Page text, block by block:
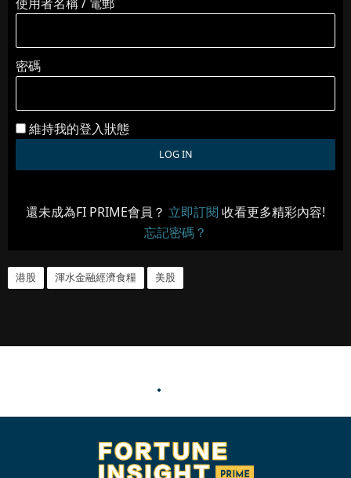
密碼
維持我的登入狀態
還未成為FI PRIME會員？ 立即訂閱 收看更多精彩內容!
忘記密碼？
港股 渾水金融經濟食糧 美股